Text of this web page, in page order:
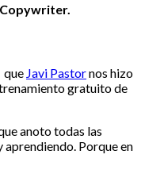
que Javi Pastornos hizo
gratuito de
anoto todas las
aprendiendo. Porque en